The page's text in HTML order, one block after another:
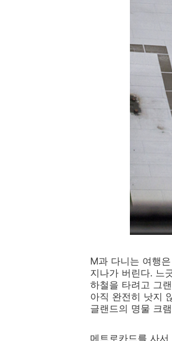
M과 다니는 여행
지나가 버린다. 느
하철을 타려고 그
아직 완전히 낫지
글랜드의 명물 크
메트로카드를 사